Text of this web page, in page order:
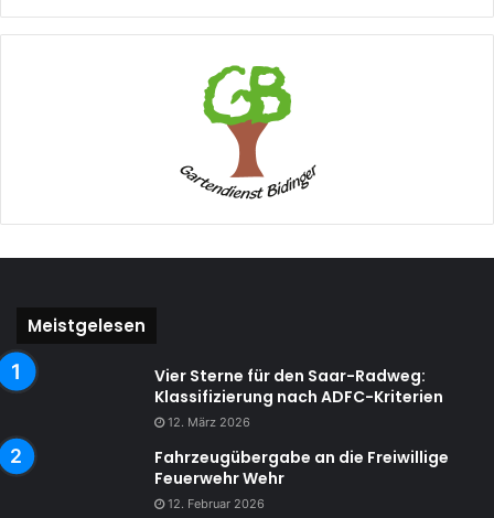
Meistgelesen
Vier Sterne für den Saar-Radweg:
Klassifizierung nach ADFC-Kriterien
12. März 2026
Fahrzeugübergabe an die Freiwillige
Feuerwehr Wehr
12. Februar 2026